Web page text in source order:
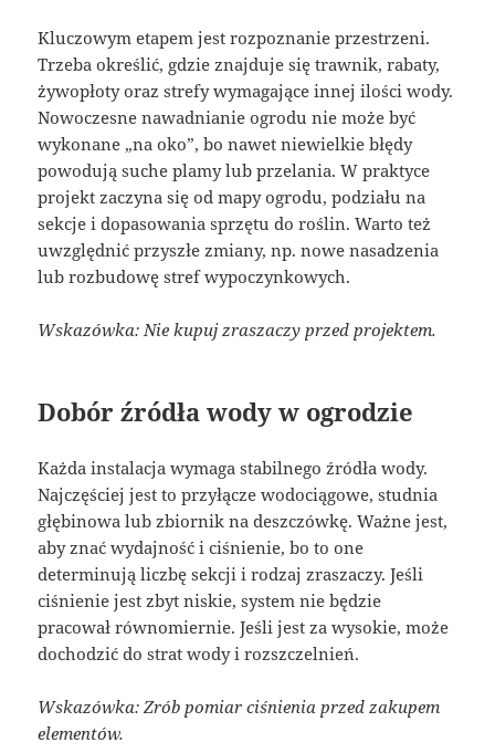
Kluczowym etapem jest rozpoznanie przestrzeni.
Trzeba określić, gdzie znajduje się trawnik, rabaty,
żywopłoty oraz strefy wymagające innej ilości wody.
Nowoczesne nawadnianie ogrodu nie może być
wykonane „na oko”, bo nawet niewielkie błędy
powodują suche plamy lub przelania. W praktyce
projekt zaczyna się od mapy ogrodu, podziału na
sekcje i dopasowania sprzętu do roślin. Warto też
uwzględnić przyszłe zmiany, np. nowe nasadzenia
lub rozbudowę stref wypoczynkowych.
Wskazówka: Nie kupuj zraszaczy przed projektem.
Dobór źródła wody w ogrodzie
Każda instalacja wymaga stabilnego źródła wody.
Najczęściej jest to przyłącze wodociągowe, studnia
głębinowa lub zbiornik na deszczówkę. Ważne jest,
aby znać wydajność i ciśnienie, bo to one
determinują liczbę sekcji i rodzaj zraszaczy. Jeśli
ciśnienie jest zbyt niskie, system nie będzie
pracował równomiernie. Jeśli jest za wysokie, może
dochodzić do strat wody i rozszczelnień.
Wskazówka: Zrób pomiar ciśnienia przed zakupem
elementów.